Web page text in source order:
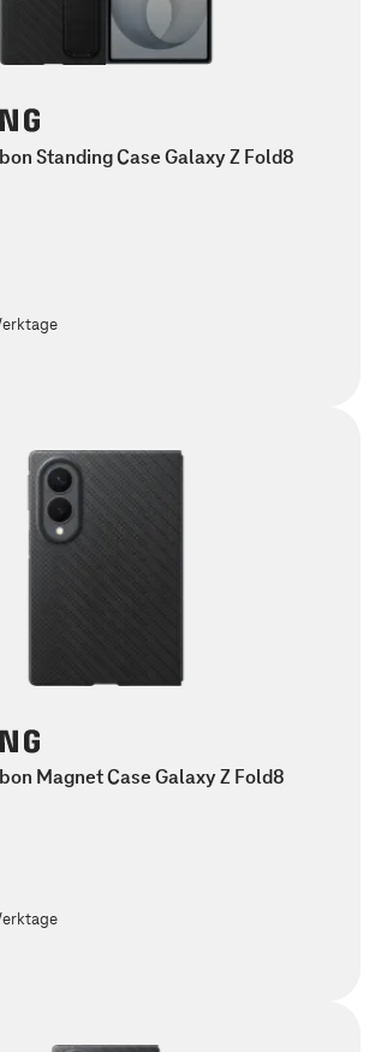
Standing Case Galaxy Z Fold8
Magnet Case Galaxy Z Fold8